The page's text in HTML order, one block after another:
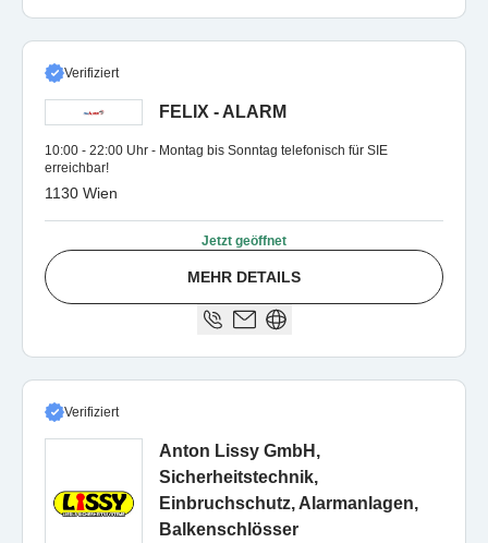
Verifiziert
FELIX - ALARM
10:00 - 22:00 Uhr - Montag bis Sonntag telefonisch für SIE
erreichbar!
1130 Wien
Jetzt geöffnet
MEHR DETAILS
Verifiziert
Anton Lissy GmbH,
Sicherheitstechnik,
Einbruchschutz, Alarmanlagen,
Balkenschlösser